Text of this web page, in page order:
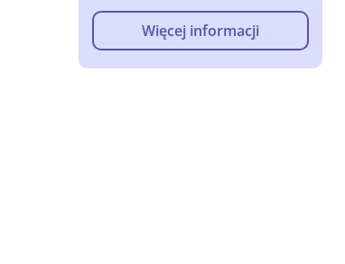
Więcej informacji